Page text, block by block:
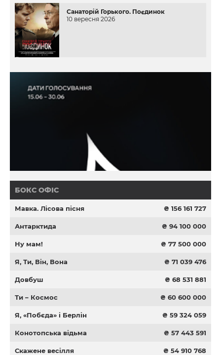
Санаторій Горького. Поєдинок
10 вересня 2026
БОКС ОФІС
Мавка. Лісова пісня ₴ 156 161 727
Антарктида ₴ 94 100 000
Ну мам! ₴ 77 500 000
Я, Ти, Він, Вона ₴ 71 039 476
Довбуш ₴ 68 531 881
Ти – Космос ₴ 60 600 000
Я, «Побєда» і Берлін ₴ 59 324 059
Конотопська відьма ₴ 57 443 591
Скажене весілля ₴ 54 910 768